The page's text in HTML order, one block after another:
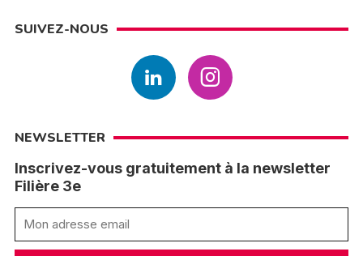
SUIVEZ-NOUS
NEWSLETTER
Inscrivez-vous gratuitement à la newsletter
Filière 3e